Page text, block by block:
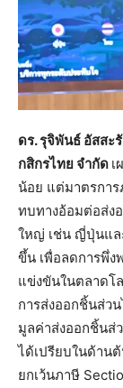
ดร. รุจิพันธ์ อัสสะ
กสิกรไทย จำกัด เ
น้อย แต่มาตรการ
ทบทางอ้อมต่อส่ง
ใหญ่ เช่น ญี่ปุ่นแล
ขึ้น เพื่อลดการพึ่ง
แข่งขันในตลาดโ
การส่งออกชิ้นส่ว
มูลค่าส่งออกชิ้นส่
ได้เปรียบในด้าน
ยกเว้นภาษี